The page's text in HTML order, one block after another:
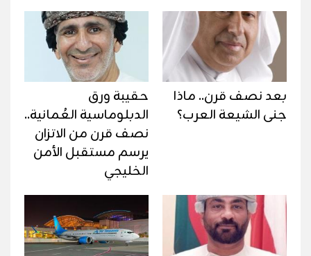
بعد نصف قرن.. ماذا
جنى الشيعة العرب؟
حقيبة ورق
الدبلوماسية العُمانية..
نصف قرن من الاتزان
يرسم مستقبل الأمن
الخليجي